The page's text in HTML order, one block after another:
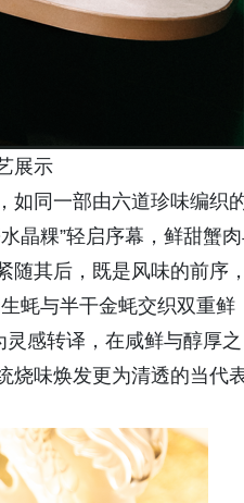
展示
如同一部由六道珍味编织
晶粿”轻启序幕，鲜甜蟹
其后，既是风味的前序，
蚝与半干金蚝交织双重鲜
感转译，在咸鲜与醇厚之
烧味焕发更为清透的当代